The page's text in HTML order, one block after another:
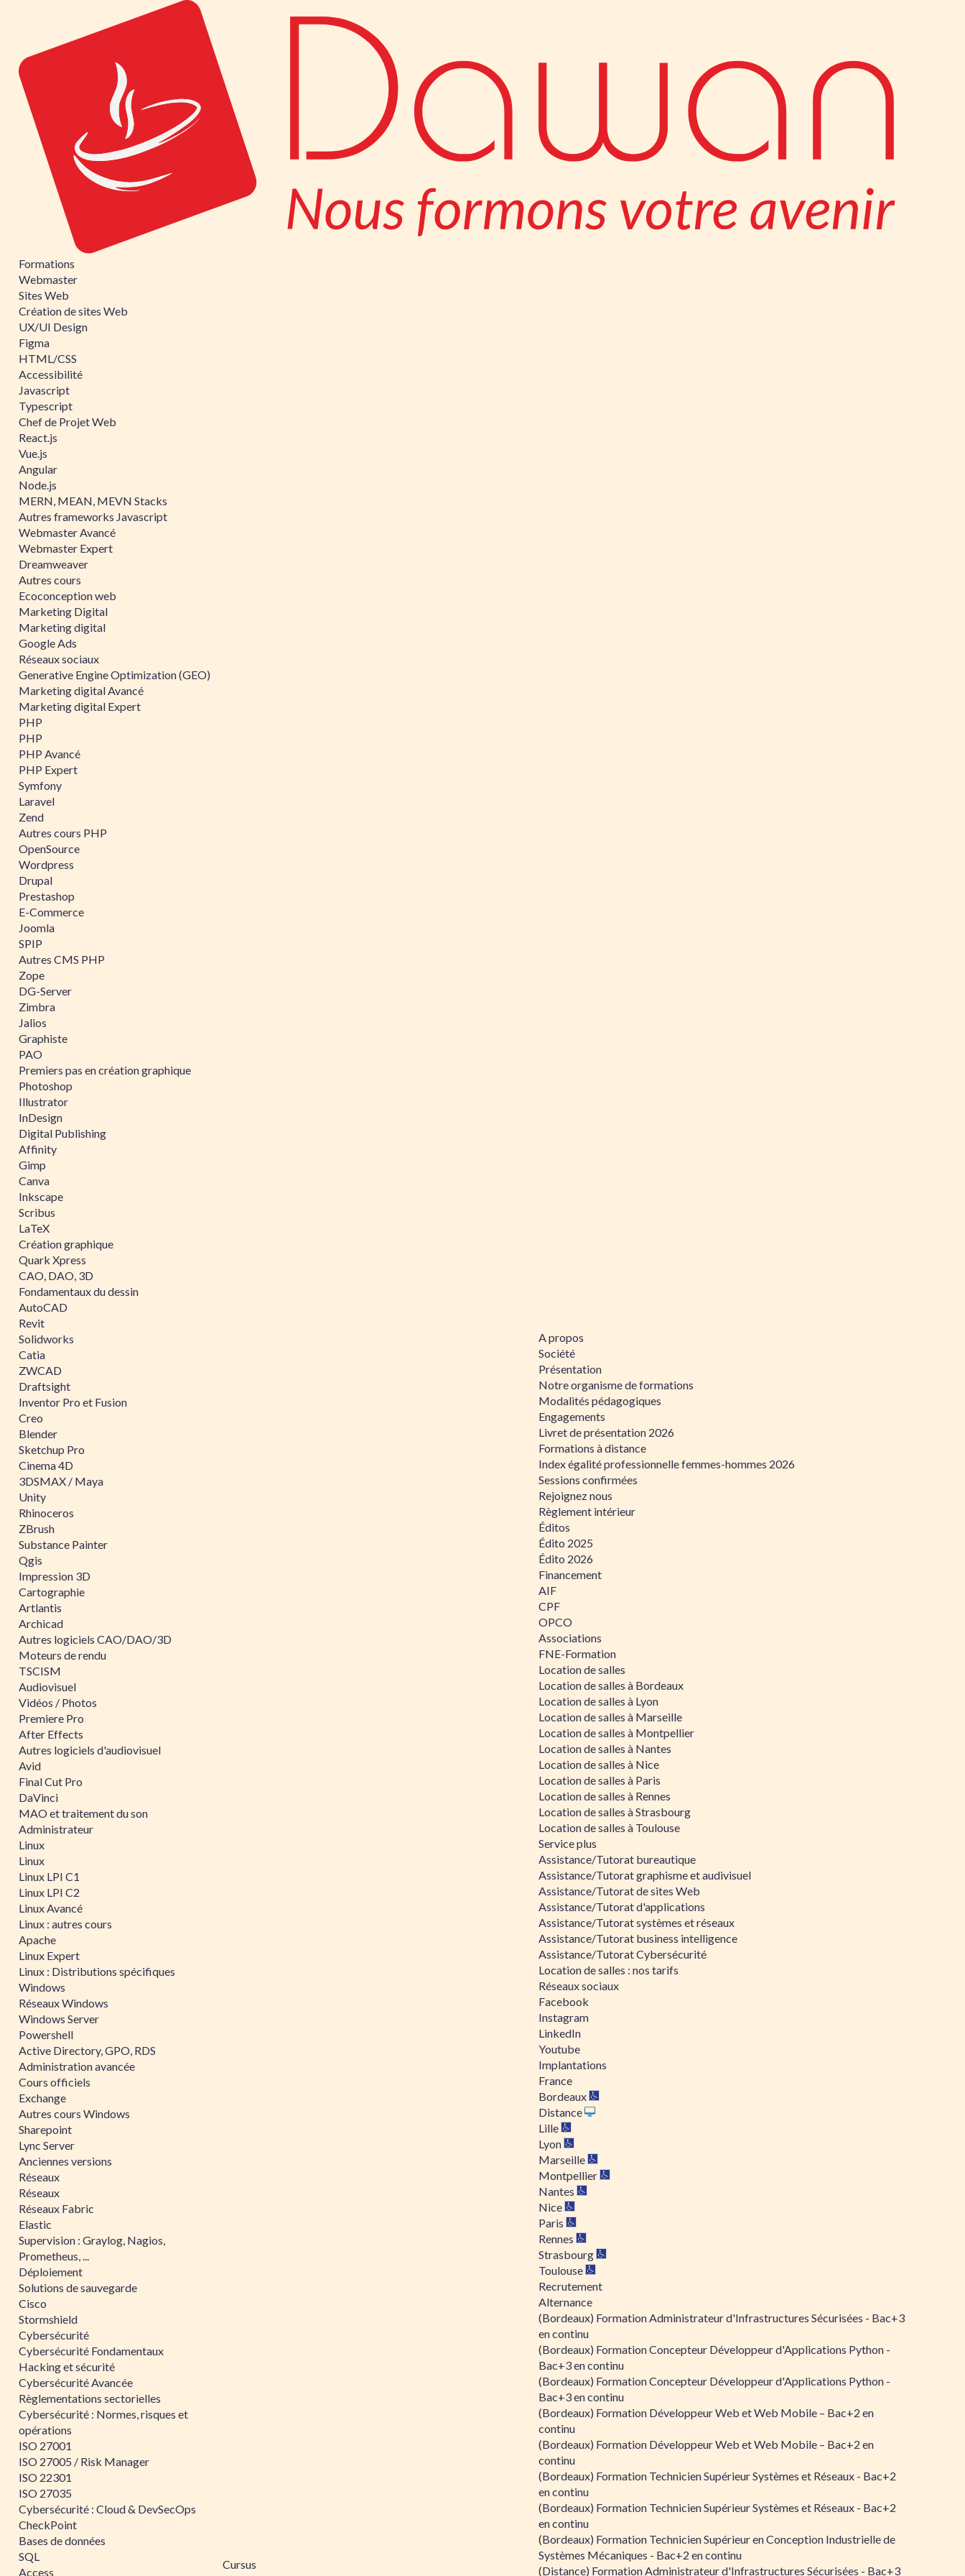
Formations
Webmaster
Sites Web
Création de sites Web
UX/UI Design
Figma
HTML/CSS
Accessibilité
Javascript
Typescript
Chef de Projet Web
React.js
Vue.js
Angular
Node.js
MERN, MEAN, MEVN Stacks
Autres frameworks Javascript
Webmaster Avancé
Webmaster Expert
Dreamweaver
Autres cours
Ecoconception web
Marketing Digital
Marketing digital
Google Ads
Réseaux sociaux
Generative Engine Optimization (GEO)
Marketing digital Avancé
Marketing digital Expert
PHP
PHP
PHP Avancé
PHP Expert
Symfony
Laravel
Zend
Autres cours PHP
OpenSource
Wordpress
Drupal
Prestashop
E-Commerce
Joomla
SPIP
Autres CMS PHP
Zope
DG-Server
Zimbra
Jalios
Graphiste
PAO
Premiers pas en création graphique
Photoshop
Illustrator
InDesign
Digital Publishing
Affinity
Gimp
Canva
Inkscape
Scribus
LaTeX
Création graphique
Quark Xpress
CAO, DAO, 3D
Fondamentaux du dessin
AutoCAD
Revit
Solidworks
Catia
ZWCAD
Draftsight
Inventor Pro et Fusion
Creo
Blender
Sketchup Pro
Cinema 4D
3DSMAX / Maya
Unity
Rhinoceros
ZBrush
Substance Painter
Qgis
Impression 3D
Cartographie
Artlantis
Archicad
Autres logiciels CAO/DAO/3D
Moteurs de rendu
TSCISM
Audiovisuel
Vidéos / Photos
Premiere Pro
After Effects
Autres logiciels d'audiovisuel
Avid
Final Cut Pro
DaVinci
MAO et traitement du son
Administrateur
Linux
Linux
Linux LPI C1
Linux LPI C2
Linux Avancé
Linux : autres cours
Apache
Linux Expert
Linux : Distributions spécifiques
Windows
Réseaux Windows
Windows Server
Powershell
Active Directory, GPO, RDS
Administration avancée
Cours officiels
Exchange
Autres cours Windows
Sharepoint
Lync Server
Anciennes versions
Réseaux
Réseaux
Réseaux Fabric
Elastic
Supervision : Graylog, Nagios,
Prometheus, ...
Déploiement
Solutions de sauvegarde
Cisco
Stormshield
Cybersécurité
Cybersécurité Fondamentaux
Hacking et sécurité
Cybersécurité Avancée
Règlementations sectorielles
Cybersécurité : Normes, risques et
opérations
ISO 27001
ISO 27005 / Risk Manager
ISO 22301
ISO 27035
Cybersécurité : Cloud & DevSecOps
CheckPoint
Bases de données
SQL
Access
Cursus
A propos
Société
Présentation
Notre organisme de formations
Modalités pédagogiques
Engagements
Livret de présentation 2026
Formations à distance
Index égalité professionnelle femmes-hommes 2026
Sessions confirmées
Rejoignez nous
Règlement intérieur
Éditos
Édito 2025
Édito 2026
Financement
AIF
CPF
OPCO
Associations
FNE-Formation
Location de salles
Location de salles à Bordeaux
Location de salles à Lyon
Location de salles à Marseille
Location de salles à Montpellier
Location de salles à Nantes
Location de salles à Nice
Location de salles à Paris
Location de salles à Rennes
Location de salles à Strasbourg
Location de salles à Toulouse
Service plus
Assistance/Tutorat bureautique
Assistance/Tutorat graphisme et audivisuel
Assistance/Tutorat de sites Web
Assistance/Tutorat d'applications
Assistance/Tutorat systèmes et réseaux
Assistance/Tutorat business intelligence
Assistance/Tutorat Cybersécurité
Location de salles : nos tarifs
Réseaux sociaux
Facebook
Instagram
LinkedIn
Youtube
Implantations
France
Bordeaux
Distance
Lille
Lyon
Marseille
Montpellier
Nantes
Nice
Paris
Rennes
Strasbourg
Toulouse
Recrutement
Alternance
(Bordeaux) Formation Administrateur d'Infrastructures Sécurisées - Bac+3
en continu
(Bordeaux) Formation Concepteur Développeur d'Applications Python -
Bac+3 en continu
(Bordeaux) Formation Concepteur Développeur d'Applications Python -
Bac+3 en continu
(Bordeaux) Formation Développeur Web et Web Mobile – Bac+2 en
continu
(Bordeaux) Formation Développeur Web et Web Mobile – Bac+2 en
continu
(Bordeaux) Formation Technicien Supérieur Systèmes et Réseaux - Bac+2
en continu
(Bordeaux) Formation Technicien Supérieur Systèmes et Réseaux - Bac+2
en continu
(Bordeaux) Formation Technicien Supérieur en Conception Industrielle de
Systèmes Mécaniques - Bac+2 en continu
(Distance) Formation Administrateur d'Infrastructures Sécurisées - Bac+3